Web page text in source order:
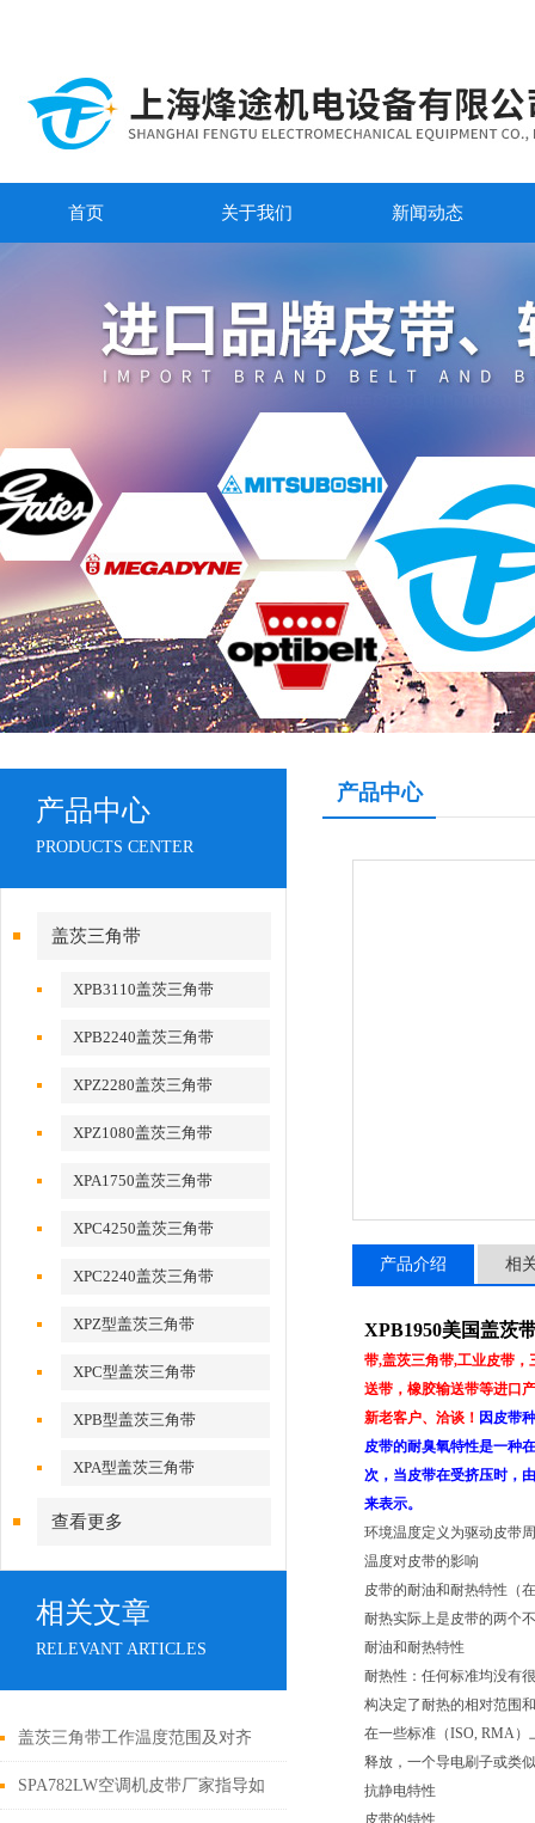
首页 关于我们 新闻动态
产品中心
PRODUCTS CENTER
盖茨三角带
XPB3110盖茨三角带
XPB2240盖茨三角带
XPZ2280盖茨三角带
XPZ1080盖茨三角带
XPA1750盖茨三角带
XPC4250盖茨三角带
XPC2240盖茨三角带
XPZ型盖茨三角带
XPC型盖茨三角带
XPB型盖茨三角带
XPA型盖茨三角带
查看更多
相关文章
RELEVANT ARTICLES
盖茨三角带工作温度范围及对齐
SPA782LW空调机皮带厂家指导如
产品中心
产品介绍 相
XPB1950美国盖茨
带,盖茨三角带,工业皮带
送带，橡胶输送带等进口
新老客户、洽谈！ 因皮带
皮带的耐臭氧特性是一种
次，当皮带在受挤压时，
来表示。
环境温度定义为驱动皮带
温度对皮带的影响
皮带的耐油和耐热特性（
耐热实际上是皮带的两个
耐油和耐热特性
耐热性：任何标准均没有
构决定了耐热的相对范围
在一些标准（ISO, RMA
释放，一个导电刷子或类
抗静电特性
皮带的特性